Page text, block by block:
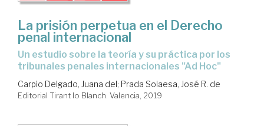
La prisión perpetua en el Derecho
penal internacional
un estudio sobre la teoría y su práctica por los
tribunales penales internacionales "Ad Hoc"
Carpio Delgado, Juana del; Prada Solaesa, José R. de
Editorial Tirant lo Blanch. Valencia, 2019